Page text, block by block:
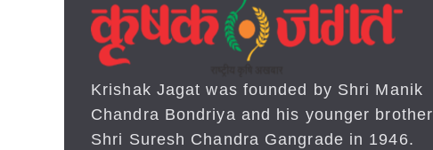
Krishak Jagat was founded by Shri Manik
Chandra Bondriya and his younger brother
Shri Suresh Chandra Gangrade in 1946.